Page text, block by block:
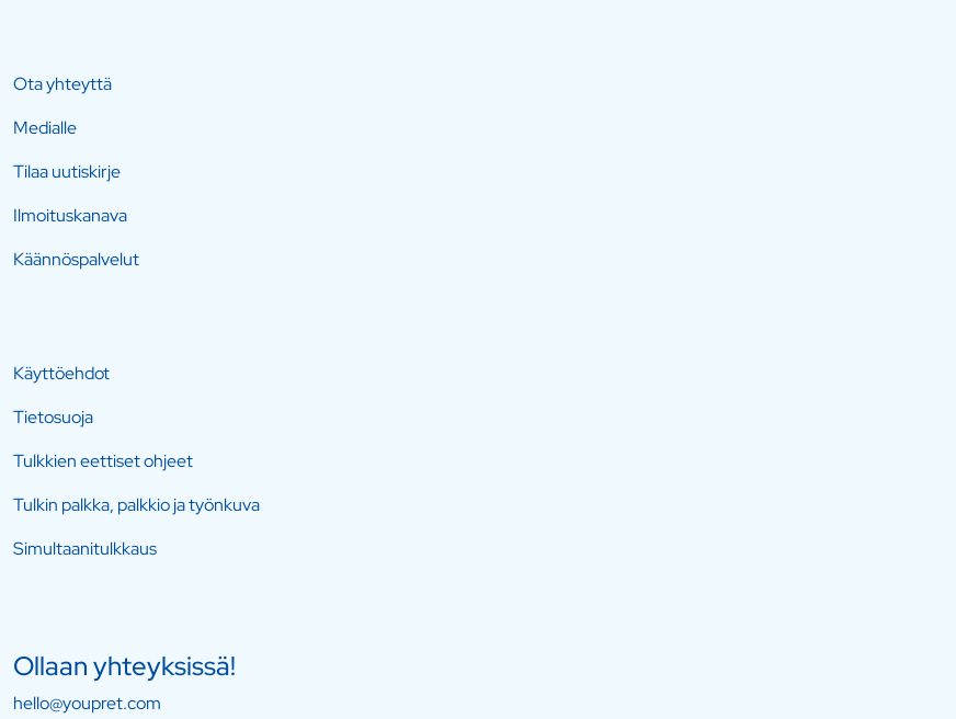
Ota yhteyttä
Medialle
Tilaa uutiskirje
Ilmoituskanava
Käännöspalvelut
Käyttöehdot
Tietosuoja
Tulkkien eettiset ohjeet
Tulkin palkka, palkkio ja työnkuva
Simultaanitulkkaus
Ollaan yhteyksissä!
hello@youpret.com